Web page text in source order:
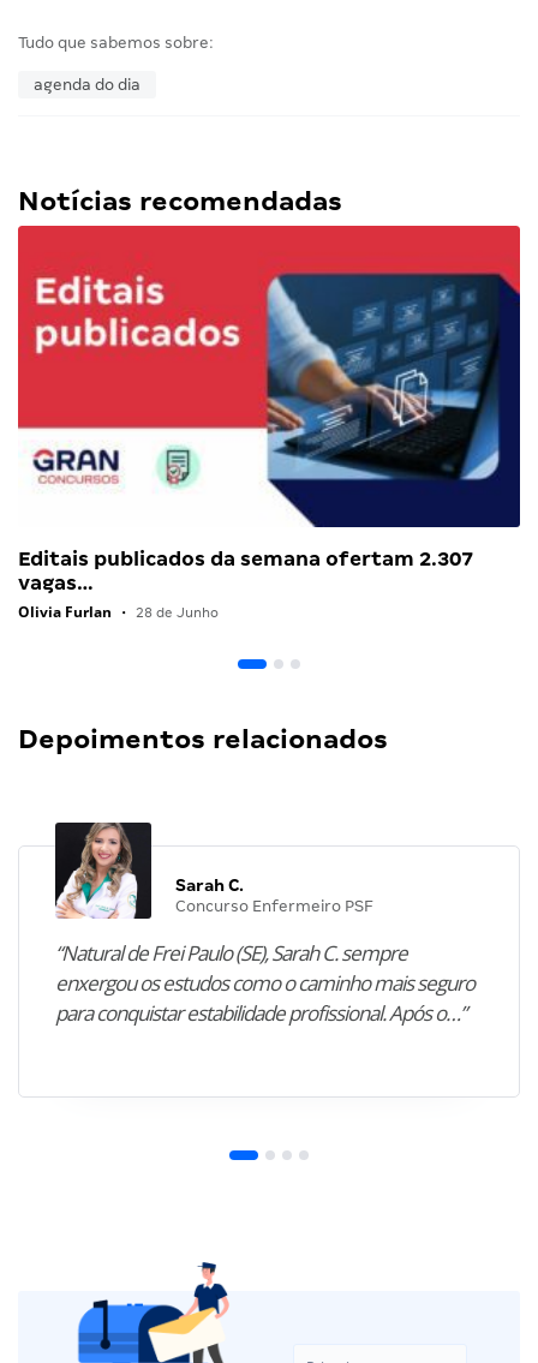
Tudo que sabemos sobre:
agenda do dia
Notícias recomendadas
Editais publicados da semana ofertam 2.307
vagas…
Olivia Furlan • 28 de Junho
Depoimentos relacionados
Sarah C.
Concurso Enfermeiro PSF
“Natural de Frei Paulo (SE), Sarah C. sempre
enxergou os estudos como o caminho mais seguro
para conquistar estabilidade profissional. Após o…”